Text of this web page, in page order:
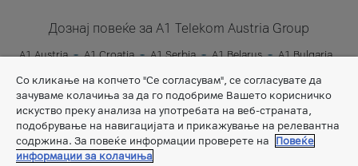
Дознај повеќе за A1 Telekom Austria Group
A1 Austria A1 Croatia A1 Serbia A1 Belarus
A1 Bulgaria
A1 Slovenia
A1 Digital
Со кликање на копчето "Се согласувам", се согласувате да
зачуваме колачиња за да го подобриме Вашето корисничко
искуство преку анализа на употребата на веб-страната,
подобрување на навигацијата и прикажување на релевантна
содржина. За повеќе информации проверете на
Повеќе
информации за колачиња